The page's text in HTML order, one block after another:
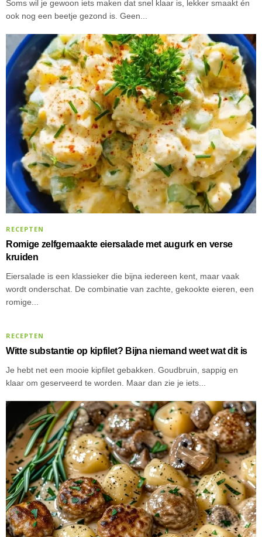
Soms wil je gewoon iets maken dat snel klaar is, lekker smaakt én
ook nog een beetje gezond is. Geen...
RECEPTEN
Romige zelfgemaakte eiersalade met augurk en verse
kruiden
Eiersalade is een klassieker die bijna iedereen kent, maar vaak
wordt onderschat. De combinatie van zachte, gekookte eieren, een
romige...
RECEPTEN
Witte substantie op kipfilet? Bijna niemand weet wat dit is
Je hebt net een mooie kipfilet gebakken. Goudbruin, sappig en
klaar om geserveerd te worden. Maar dan zie je iets...